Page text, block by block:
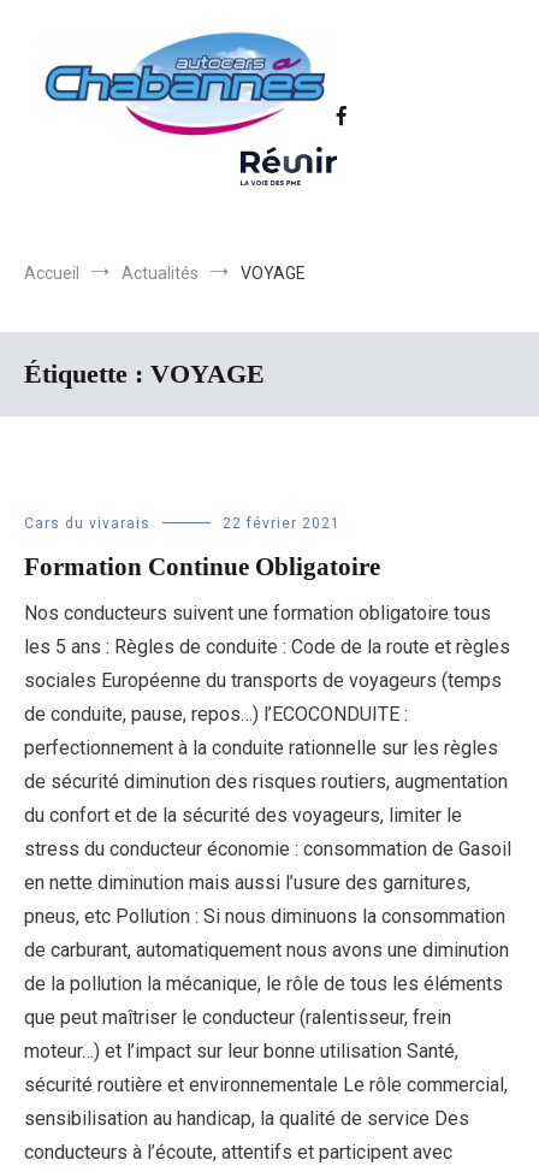
Autocars Chabannes | Transport en
Transport scolaire, Transports de personnel en Drôme Ardèche,
Transport touristique France et Europe
Accueil Actualités VOYAGE
Étiquette : VOYAGE
Cars du vivarais 22 février 2021
Formation Continue Obligatoire
Nos conducteurs suivent une formation obligatoire tous
les 5 ans : Règles de conduite : Code de la route et règles
sociales Européenne du transports de voyageurs (temps
de conduite, pause, repos…) l’ECOCONDUITE :
perfectionnement à la conduite rationnelle sur les règles
de sécurité diminution des risques routiers, augmentation
du confort et de la sécurité des voyageurs, limiter le
stress du conducteur économie : consommation de Gasoil
en nette diminution mais aussi l’usure des garnitures,
pneus, etc Pollution : Si nous diminuons la consommation
de carburant, automatiquement nous avons une diminution
de la pollution la mécanique, le rôle de tous les éléments
que peut maîtriser le conducteur (ralentisseur, frein
moteur…) et l’impact sur leur bonne utilisation Santé,
sécurité routière et environnementale Le rôle commercial,
sensibilisation au handicap, la qualité de service Des
conducteurs à l’écoute, attentifs et participent avec